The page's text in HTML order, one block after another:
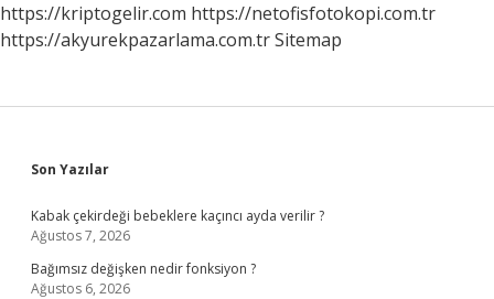
https://kriptogelir.com https://netofisfotokopi.com.tr
https://akyurekpazarlama.com.trSitemap
Sidebar
Son Yazılar
Kabak çekirdeği bebeklere kaçıncı ayda verilir ?
Ağustos 7, 2026
Bağımsız değişken nedir fonksiyon ?
Ağustos 6, 2026